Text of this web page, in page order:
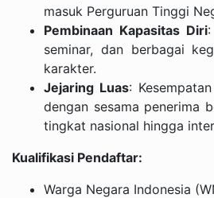
masuk Perguruan Tinggi
Pembinaan Kapasitas Diri
seminar, dan berbagai
karakter.
Jejaring Luas:
dengan sesama penerima
tingkat nasional hingga
Kualifikasi Pendaftar:
Warga Negara Indonesia